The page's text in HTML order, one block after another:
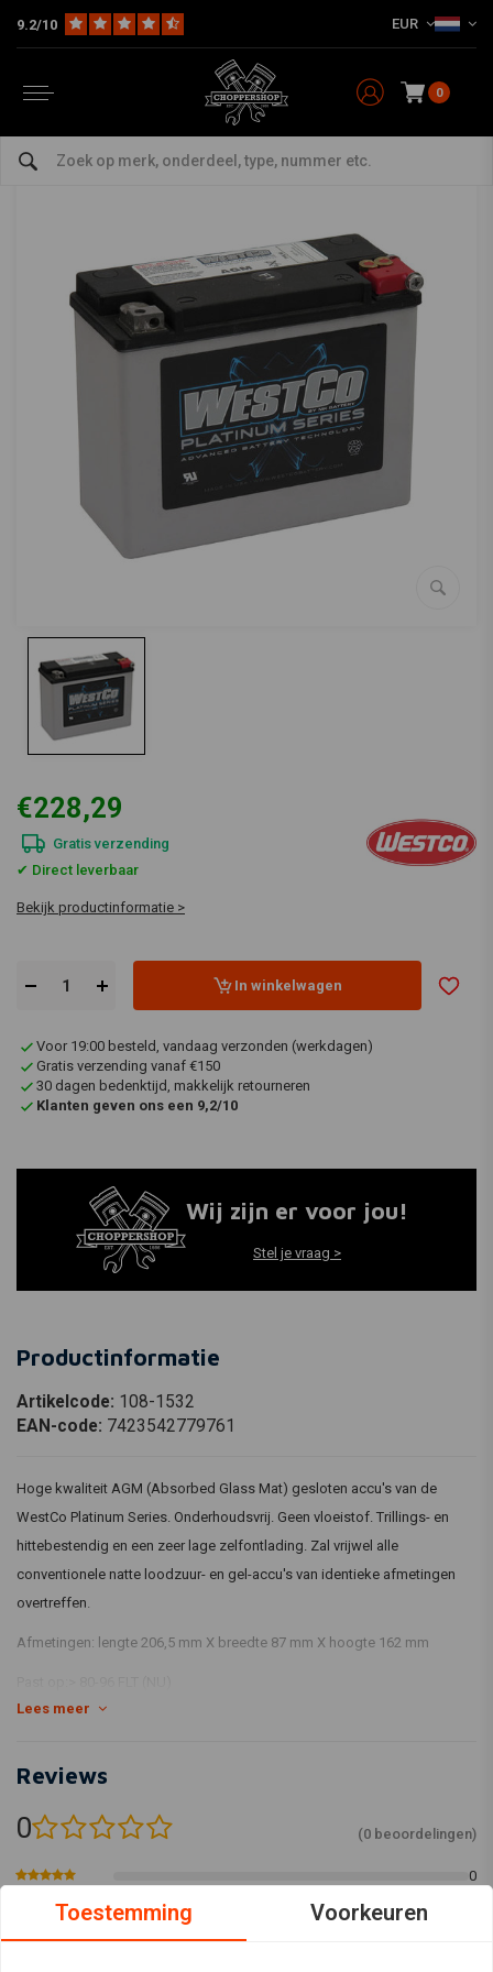
9.2/10 EUR
0
HD Harley onderhoud 340CCA AGM Accu 12v, 22AMP, FLT
bekijk alles van Westco
340CCA AGM Accu 12v, 22AMP, FLT
€228,29
Gratis verzending
✔ Direct leverbaar
Bekijk productinformatie >
In winkelwagen
Voor 19:00 besteld, vandaag verzonden (werkdagen)
Gratis verzending vanaf €150
30 dagen bedenktijd, makkelijk retourneren
Klanten geven ons een 9,2/10
Wij zijn er voor jou!
Stel je vraag >
Productinformatie
Artikelcode: 108-1532
EAN-code: 7423542779761
Hoge kwaliteit AGM (Absorbed Glass Mat) gesloten accu's van de
WestCo Platinum Series. Onderhoudsvrij. Geen vloeistof. Trillings- en
hittebestendig en een zeer lage zelfontlading. Zal vrijwel alle
conventionele natte loodzuur- en gel-accu's van identieke afmetingen
overtreffen.
Afmetingen: lengte 206,5 mm X breedte 87 mm X hoogte 162 mm
Lees meer
Reviews
0 (0 beoordelingen)
0
Toestemming Voorkeuren